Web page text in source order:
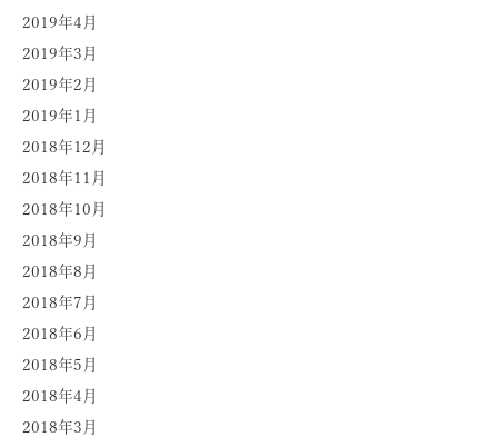
2019年4月
2019年3月
2019年2月
2019年1月
2018年12月
2018年11月
2018年10月
2018年9月
2018年8月
2018年7月
2018年6月
2018年5月
2018年4月
2018年3月